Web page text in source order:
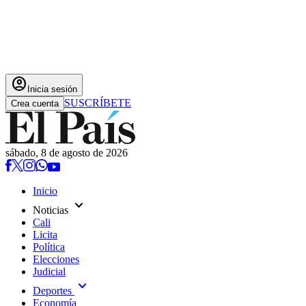
account_circle Inicia sesión
Crea cuenta SUSCRÍBETE
sábado, 8 de agosto de 2026
Inicio
Noticias expand_more
Cali
Licita
Política
Elecciones
Judicial
Deportes expand_more
Economía